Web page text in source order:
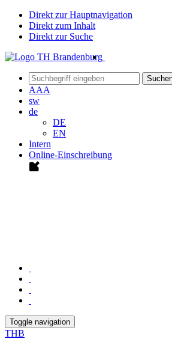
Direkt zur Hauptnavigation
Direkt zum Inhalt
Direkt zur Suche
AAA
sw
de
DE
EN
Intern
Online-Einschreibung
Toggle navigation
THB